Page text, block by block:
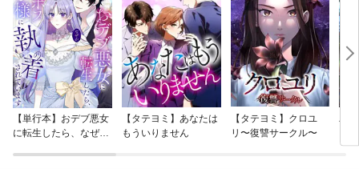
【単行本】おデブ悪女
に転生したら、なぜか
【タテヨミ】あなたは
もういりません
【タテヨミ】クロユ
リ〜復讐サークル〜
バ
今